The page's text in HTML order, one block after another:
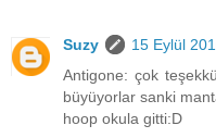
Suzy
15 Eylül
Antigone: çok
büyüyorlar sanki
hoop okula gitti:D